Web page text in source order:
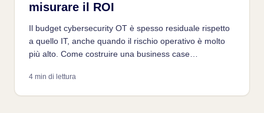
misurare il ROI
Il budget cybersecurity OT è spesso residuale rispetto
a quello IT, anche quando il rischio operativo è molto
più alto. Come costruire una business case
sicurezza industriale.
4 min di lettura